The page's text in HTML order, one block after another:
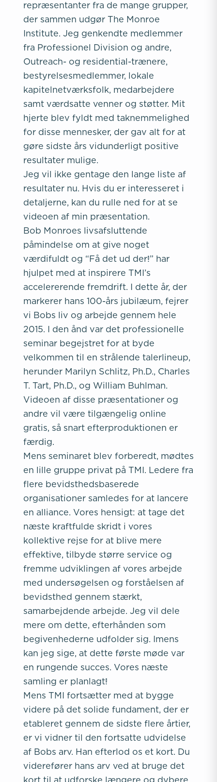
repræsentanter fra de mange grupper,
der sammen udgør The Monroe
Institute. Jeg genkendte medlemmer
fra Professionel Division og andre,
Outreach- og residential-trænere,
bestyrelsesmedlemmer, lokale
kapitelnetværksfolk, medarbejdere
samt værdsatte venner og støtter. Mit
hjerte blev fyldt med taknemmelighed
for disse mennesker, der gav alt for at
gøre sidste års vidunderligt positive
resultater mulige.
Jeg vil ikke gentage den lange liste af
resultater nu. Hvis du er interesseret i
detaljerne, kan du rulle ned for at se
videoen af min præsentation.
Bob Monroes livsafsluttende
påmindelse om at give noget
værdifuldt og “Få det ud der!” har
hjulpet med at inspirere TMI’s
accelererende fremdrift. I dette år, der
markerer hans 100-års jubilæum, fejrer
vi Bobs liv og arbejde gennem hele
2015. I den ånd var det professionelle
seminar begejstret for at byde
velkommen til en strålende talerlineup,
herunder Marilyn Schlitz, Ph.D., Charles
T. Tart, Ph.D., og William Buhlman.
Videoen af disse præsentationer og
andre vil være tilgængelig online
gratis, så snart efterproduktionen er
færdig.
Mens seminaret blev forberedt, mødtes
en lille gruppe privat på TMI. Ledere fra
flere bevidsthedsbaserede
organisationer samledes for at lancere
en alliance. Vores hensigt: at tage det
næste kraftfulde skridt i vores
kollektive rejse for at blive mere
effektive, tilbyde større service og
fremme udviklingen af vores arbejde
med undersøgelsen og forståelsen af
bevidsthed gennem stærkt,
samarbejdende arbejde. Jeg vil dele
mere om dette, efterhånden som
begivenhederne udfolder sig. Imens
kan jeg sige, at dette første møde var
en rungende succes. Vores næste
samling er planlagt!
Mens TMI fortsætter med at bygge
videre på det solide fundament, der er
etableret gennem de sidste flere årtier,
er vi vidner til den fortsatte udvidelse
af Bobs arv. Han efterlod os et kort. Du
viderefører hans arv ved at bruge det
kort til at udforske længere og dybere,